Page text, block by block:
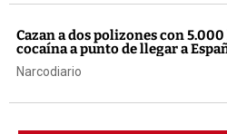
Cazan a dos polizones con
cocaína a punto de llegar a
Narcodiario